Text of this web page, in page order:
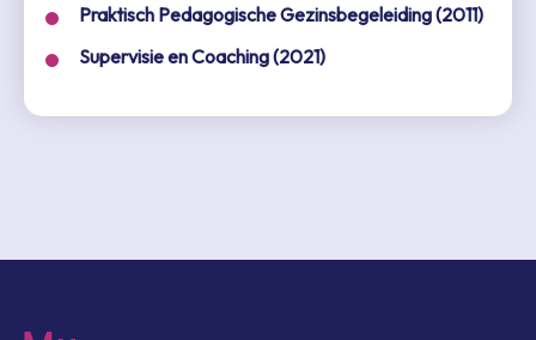
Praktisch Pedagogische Gezinsbegeleiding (2011)
Supervisie en Coaching (2021)